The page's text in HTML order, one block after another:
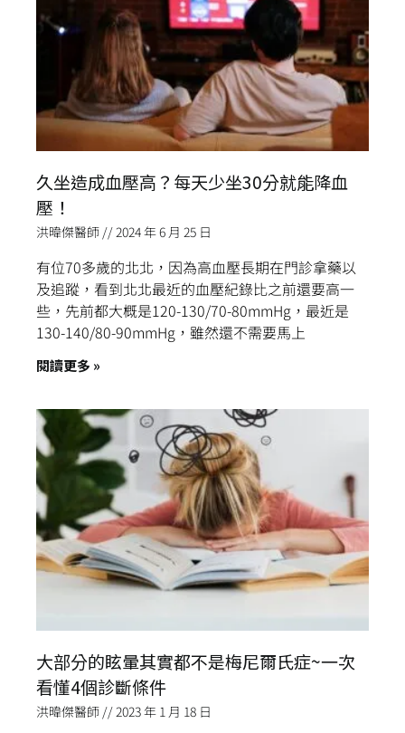
久坐造成血壓高？每天少坐30分就能降血
壓！
洪暐傑醫師 2024 年 6 月 25 日
有位70多歲的北北，因為高血壓長期在門診拿藥以
及追蹤，看到北北最近的血壓紀錄比之前還要高一
些，先前都大概是120-130/70-80mmHg，最近是
130-140/80-90mmHg，雖然還不需要馬上
閱讀更多 »
大部分的眩暈其實都不是梅尼爾氏症~一次
看懂4個診斷條件
洪暐傑醫師 2023 年 1 月 18 日